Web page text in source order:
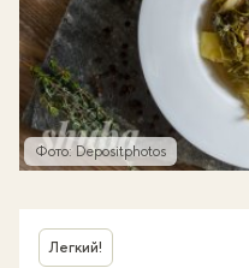
Фото: Depositphotos
Легкий!